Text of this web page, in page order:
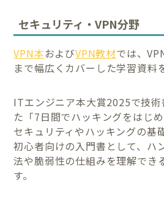
セキュリティ・VPN分野
VPN本およびVPN教材では、
まで幅広くカバーした学習資料
ITエンジニア本大賞2025で技
た「7日間でハッキングをはじ
セキュリティやハッキングの基
初心者向けの入門書として、ハ
法や脆弱性の仕組みを理解でき
す。